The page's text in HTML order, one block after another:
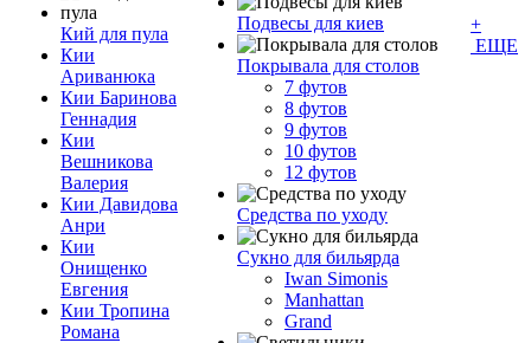
Кий для пула
Кии
Ариванюка
Кии Баринова
Геннадия
Кии
Вешникова
Валерия
Кии Давидова
Анри
Кии
Онищенко
Евгения
Кии Тропина
Романа
Подвесы для киев
Покрывала для столов
7 футов
8 футов
9 футов
10 футов
12 футов
Средства по уходу
Сукно для бильярда
Iwan Simonis
Manhattan
Grand
+
ЕЩЕ